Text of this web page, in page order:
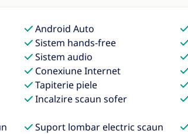
Android Auto
Sistem hands-free
Sistem audio
Conexiune Internet
Tapiterie piele
Incalzire scaun sofer
Suport lombar electric scaun